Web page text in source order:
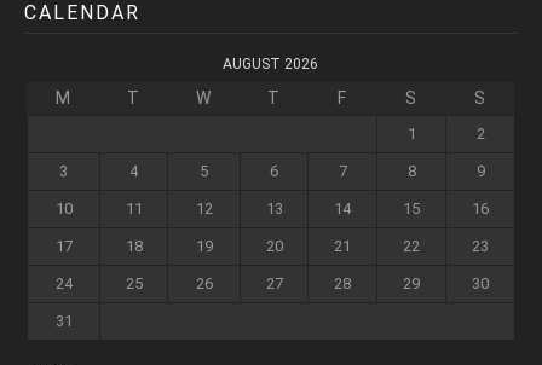
CALENDAR
AUGUST 2026
M T W T F S S
1 2
3 4 5 6 7 8 9
10 11 12 13 14 15 16
17 18 19 20 21 22 23
24 25 26 27 28 29 30
31